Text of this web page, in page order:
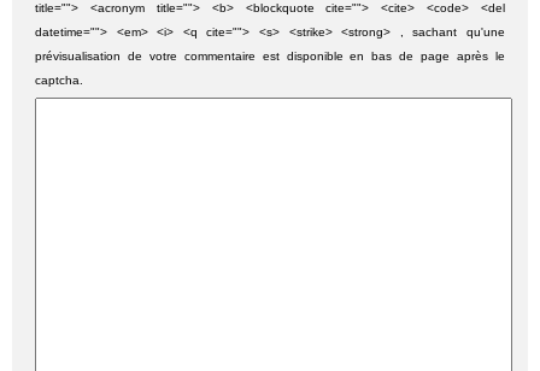
title=""> <acronym title=""> <b> <blockquote cite=""> <cite> <code> <del
datetime=""> <em> <i> <q cite=""> <s> <strike> <strong> , sachant qu'une
prévisualisation de votre commentaire est disponible en bas de page après le
captcha.